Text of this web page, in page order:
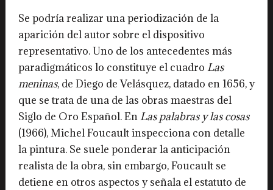
Se podría realizar una periodización de la
aparición del autor sobre el dispositivo
representativo. Uno de los antecedentes más
paradigmáticos lo constituye el cuadro Las
meninas, de Diego de Velásquez, datado en 1656, y
que se trata de una de las obras maestras del
Siglo de Oro Español. EnLas palabras y las cosas
(1966), Michel Foucault inspecciona con detalle
la pintura. Se suele ponderar la anticipación
realista de la obra, sin embargo, Foucault se
detiene en otros aspectos y señala el estatuto de